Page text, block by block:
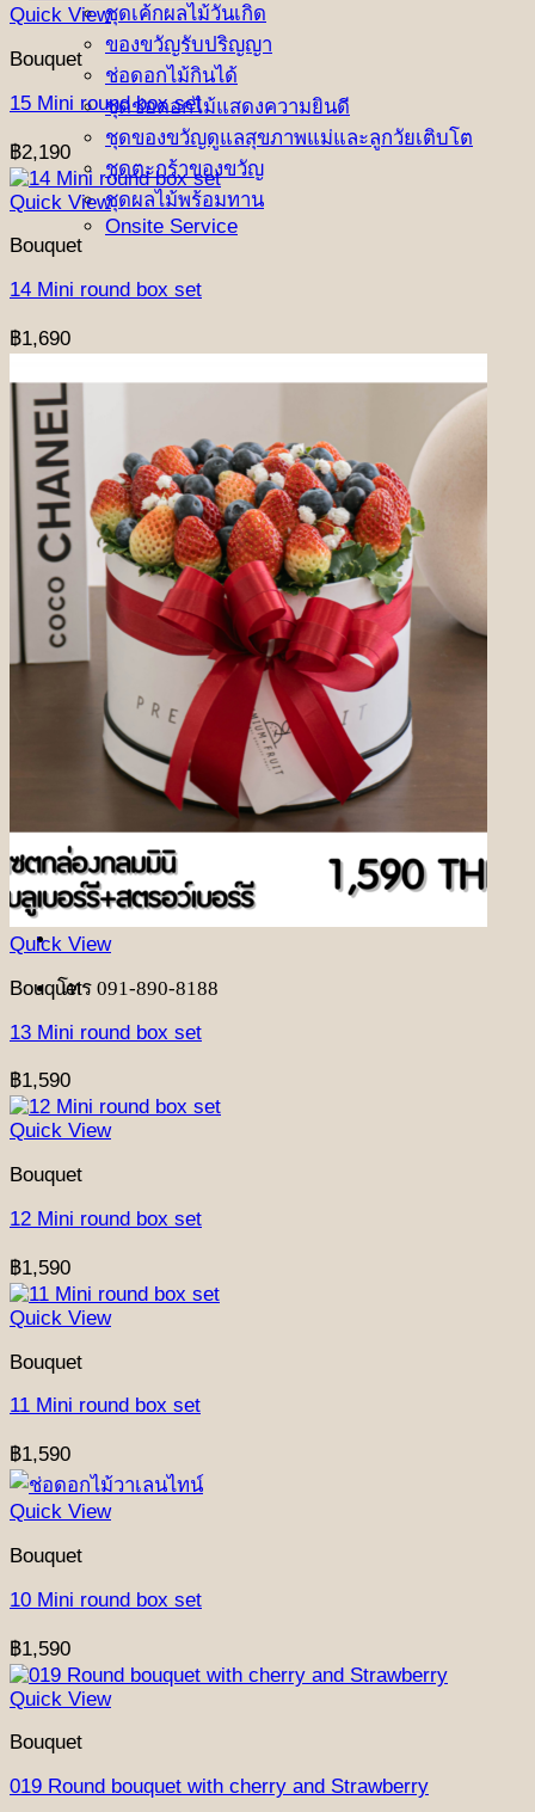
ชุดเค้กผลไม้วันเกิด
ของขวัญรับปริญญา
ช่อดอกไม้กินได้
ชุดช่อดอกไม้แสดงความยินดี
ชุดของขวัญดูแลสุขภาพแม่และลูกวัยเติบโต
ชุดตะกร้าของขวัญ
ชุดผลไม้พร้อมทาน
Onsite Service
เกี่ยวกับเรา
รีวิวลูกค้า
ติดต่อเรา
ค้นหา:
โทร 091-890-8188
Quick View
Bouquet
15 Mini round box set
฿2,190
Quick View
Bouquet
14 Mini round box set
฿1,690
Quick View
Bouquet
13 Mini round box set
฿1,590
Quick View
Bouquet
12 Mini round box set
฿1,590
Quick View
Bouquet
11 Mini round box set
฿1,590
Quick View
Bouquet
10 Mini round box set
฿1,590
Quick View
Bouquet
019 Round bouquet with cherry and Strawberry